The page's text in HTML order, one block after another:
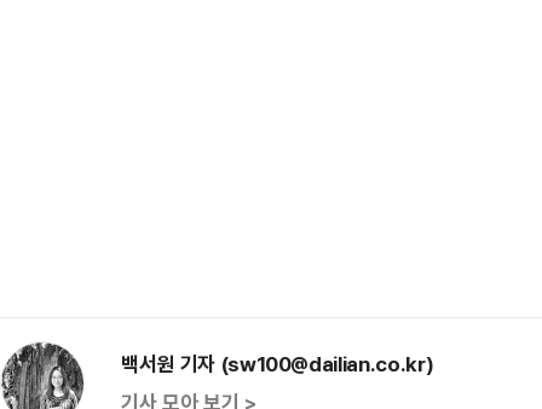
백서원 기자 (sw100@dailian.co.kr)
기사 모아 보기 >